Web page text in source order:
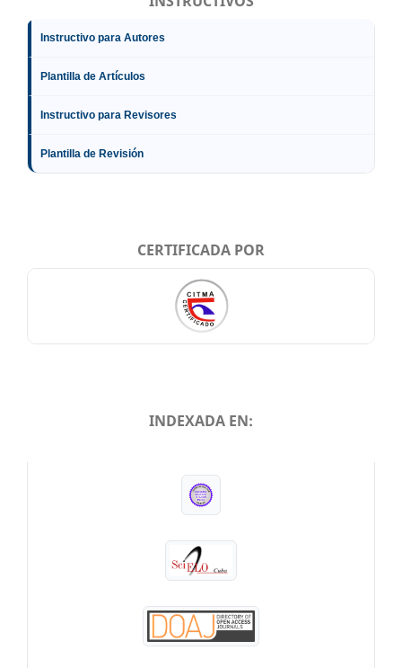
Instructivo para Autores
Plantilla de Artículos
Instructivo para Revisores
Plantilla de Revisión
CERTIFICADA POR
INDEXADA EN: